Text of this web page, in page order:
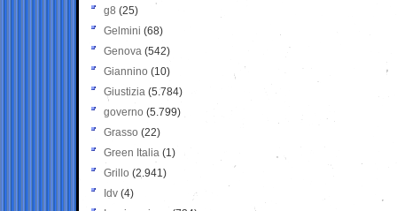
g8 (25)
Gelmini (68)
Genova (542)
Giannino (10)
Giustizia (5.784)
governo (5.799)
Grasso (22)
Green Italia (1)
Grillo (2.941)
Idv (4)